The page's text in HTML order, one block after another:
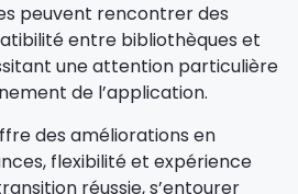
peuvent rencontrer des
entre bibliothèques et
une attention particulière
de l’application.
des améliorations en
flexibilité et expérience
réussie, s’entourer